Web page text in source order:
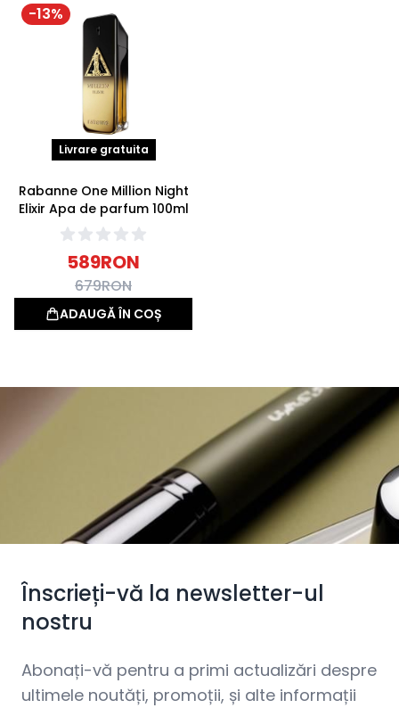
-13%
Livrare gratuita
Rabanne One Million Night
Elixir Apa de parfum 100ml
589RON
679RON
ADAUGĂ ÎN COȘ
Înscrieți-vă la newsletter-ul
nostru
Abonați-vă pentru a primi actualizări despre
ultimele noutăți, promoții, și alte informații